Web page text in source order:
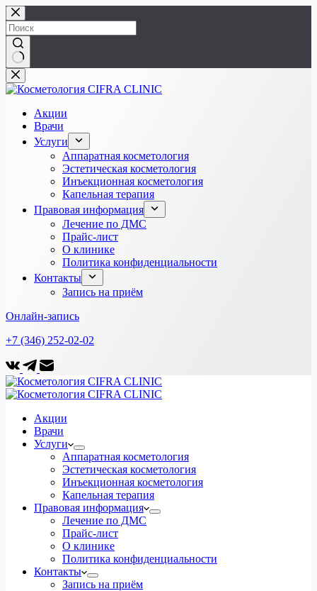
Перейти
к
сути
Ничего
не
Акции
Врачи
Услуги
Аппаратная косметология
Эстетическая косметология
Инъекционная косметология
Капельная терапия
Правовая информация
Лечение по ДМС
Прайс-лист
О клинике
Политика конфиденциальности
Контакты
Запись на приём
Онлайн-запись
+7 (346) 252-02-02
Акции
Врачи
Услуги
Аппаратная косметология
Эстетическая косметология
Инъекционная косметология
Капельная терапия
Правовая информация
Лечение по ДМС
Прайс-лист
О клинике
Политика конфиденциальности
Контакты
Запись на приём